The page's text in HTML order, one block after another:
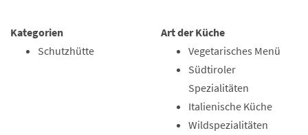
Kategorien
Schutzhütte
Art der Küche
Vegetarisches Menü
Südtiroler
Spezialitäten
Italienische Küche
Wildspezialitäten